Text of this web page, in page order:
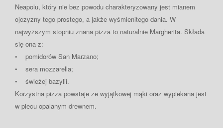
Neapolu, który nie bez powodu charakteryzowany jest mianem
ojczyzny tego prostego, a jakże wyśmienitego dania. W
najwyższym stopniu znana pizza to naturalnie Margherita. Składa
się ona z:
• pomidorów San Marzano;
• sera mozzarella;
• świeżej bazylii.
Korzystna pizza powstaje ze wyjątkowej mąki oraz wypiekana jest
w piecu opalanym drewnem.